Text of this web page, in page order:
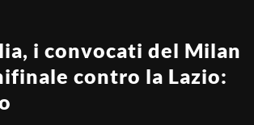
i convocati del Milan
contro la Lazio: